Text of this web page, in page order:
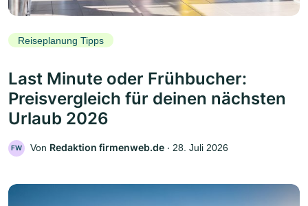
Reiseplanung Tipps
Last Minute oder Frühbucher:
Preisvergleich für deinen nächsten
Urlaub 2026
FW Von Redaktion firmenweb.de ‧ 28. Juli 2026